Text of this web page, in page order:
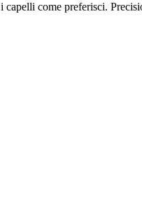
come preferisci.